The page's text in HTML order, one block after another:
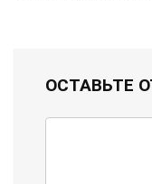
ОСТАВЬТЕ